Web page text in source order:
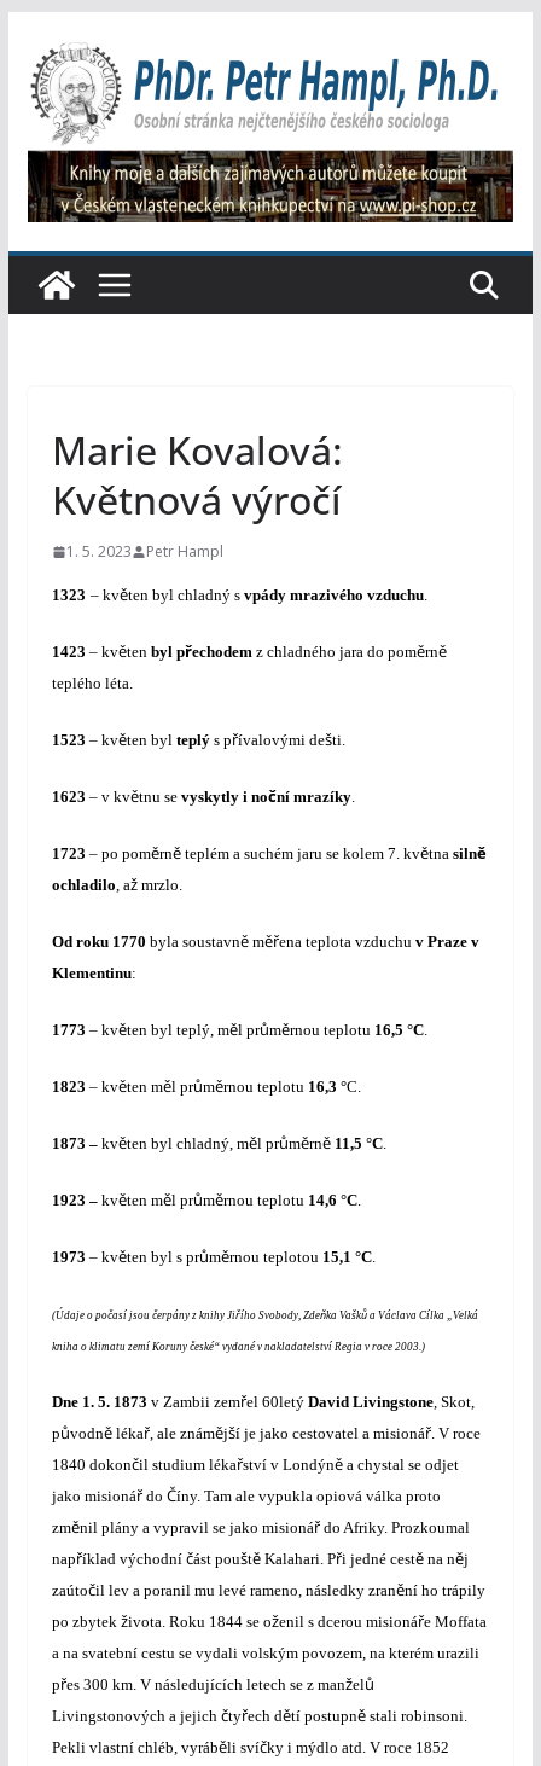
obsah
Marie Kovalová:
Květnová výročí
1. 5. 2023 Petr Hampl
1323 – květen byl chladný svpády mrazivého vzduchu.
1423 –květen byl přechodemz chladného jara do poměrně
teplého léta.
1523 – květen byl teplý s přívalovými dešti.
1623 – v květnu sevyskytly i noční mrazíky.
1723 – po poměrněteplém a suchém jaru se kolem 7. května silně
ochladilo, ažmrzlo.
Od roku 1770 byla soustavněměřena teplota vzduchu v Praze v
Klementinu:
1773 – květen byl teplý, měl průměrnou teplotu16,5 °C.
1823 – květen mělprůměrnou teplotu16,3 °C.
1873 –květen byl chladný, mělprůměrně11,5 °C.
1923 –květen měl průměrnou teplotu14,6 °C.
1973 – květen byl s průměrnou teplotou15,1 °C.
(Údaje o počasí jsou čerpány z knihy Jiřího Svobody, Zdeňka Vaškůa Václava Cílka „Velká
kniha o klimatu zemí Koruny české“ vydané v nakladatelství Regia v roce 2003.)
Dne 1. 5. 1873 v Zambii zemřel 60letý David Livingstone, Skot,
původnělékař, ale známější je jako cestovatel a misionář. V roce
1840 dokončil studium lékařství v Londýněa chystal se odjet
jako misionářdo Číny. Tam ale vypukla opiová válka proto
změnil plány a vypravil se jako misionářdo Afriky. Prozkoumal
například východní část pouštěKalahari. Při jedné cestěna něj
zaútočil lev a poranil mu levé rameno, následky zranění ho trápily
po zbytek života. Roku 1844 se oženil s dcerou misionáře Moffata
a na svatební cestu se vydali volským povozem, na kterém urazili
přes 300 km. V následujících letech se z manželů
Livingstonových a jejich čtyřech dětí postupněstali robinsoni.
Pekli vlastní chléb, vyráběli svíčky i mýdlo atd. V roce 1852